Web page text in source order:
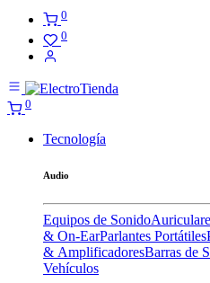
0
0
0
Tecnología
Audio
Equipos de Sonido
& On-EarParlantes Portátiles
& AmplificadoresBarras de
Vehículos